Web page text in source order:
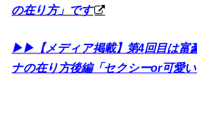
の在り方」です
▶︎▶︎【メディア掲載】第4回目は富
ナの在り方後編「セクシーor可愛い